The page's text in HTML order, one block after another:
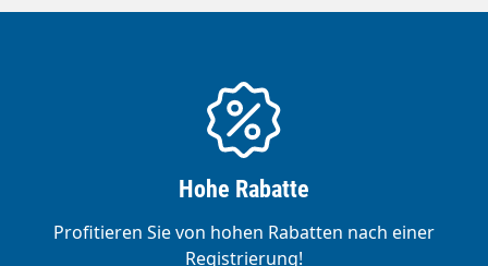
Hohe Rabatte
Profitieren Sie von hohen Rabatten nach einer
Registrierung!